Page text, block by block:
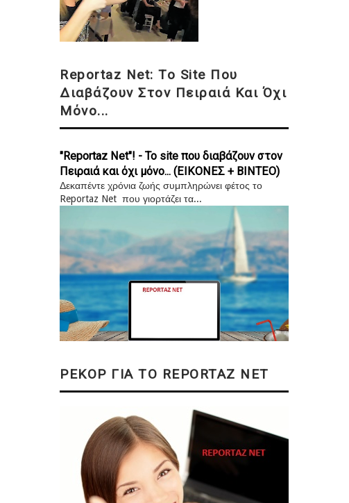
Reportaz Net: Το Site Που
Διαβάζουν Στον Πειραιά Και Όχι
Μόνο...
"Reportaz Net"! - Το site που διαβάζουν στον
Πειραιά και όχι μόνο... (ΕΙΚΟΝΕΣ + ΒΙΝΤΕΟ)
Δεκαπέντε χρόνια ζωής συμπληρώνει φέτος το
Reportaz Net που γιορτάζει τα...
ΡΕΚΟΡ ΓΙΑ ΤΟ REPORTAZ NET